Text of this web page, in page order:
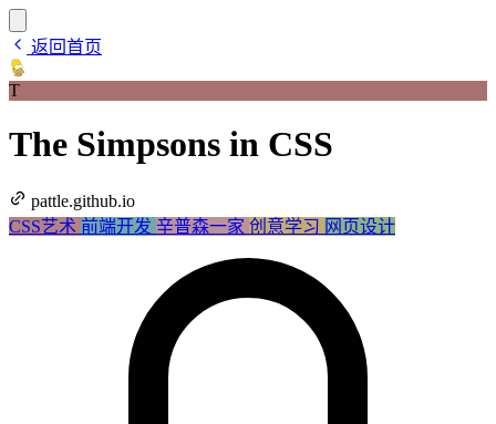
返回首页
T
The Simpsons in CSS
pattle.github.io
CSS艺术 前端开发 辛普森一家 创意学习 网页设计